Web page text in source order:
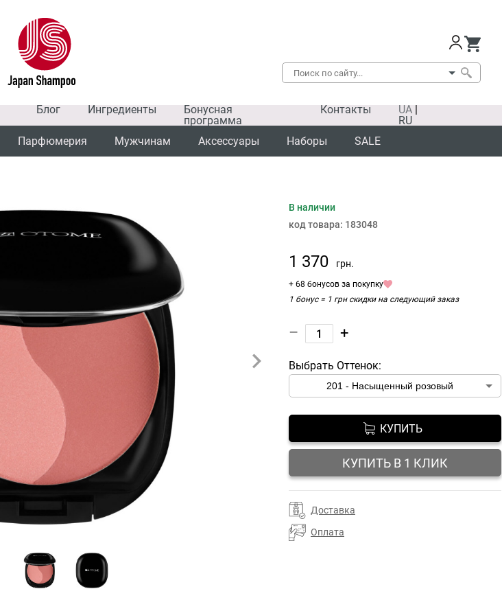
Блог Ингредиенты
Бонусная
программа
Контакты UA |
RU
Парфюмерия Мужчинам Аксессуары Наборы SALE
В наличии
код товара: 183048
1 370 грн.
+ 68 бонусов за покупку
1 бонус = 1 грн скидки на следующий заказ
– +
Выбрать Оттенок:
КУПИТЬ
КУПИТЬ В 1 КЛИК
Доставка
Оплата